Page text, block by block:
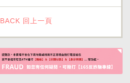
BACK 回上一頁